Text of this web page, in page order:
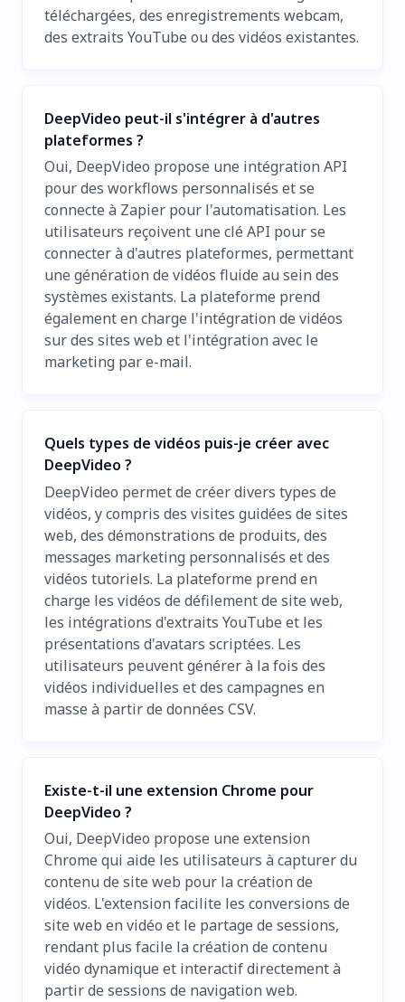
téléchargées, des enregistrements webcam,
des extraits YouTube ou des vidéos existantes.
DeepVideo peut-il s'intégrer à d'autres
plateformes ?
Oui, DeepVideo propose une intégration API
pour des workflows personnalisés et se
connecte à Zapier pour l'automatisation. Les
utilisateurs reçoivent une clé API pour se
connecter à d'autres plateformes, permettant
une génération de vidéos fluide au sein des
systèmes existants. La plateforme prend
également en charge l'intégration de vidéos
sur des sites web et l'intégration avec le
marketing par e-mail.
Quels types de vidéos puis-je créer avec
DeepVideo ?
DeepVideo permet de créer divers types de
vidéos, y compris des visites guidées de sites
web, des démonstrations de produits, des
messages marketing personnalisés et des
vidéos tutoriels. La plateforme prend en
charge les vidéos de défilement de site web,
les intégrations d'extraits YouTube et les
présentations d'avatars scriptées. Les
utilisateurs peuvent générer à la fois des
vidéos individuelles et des campagnes en
masse à partir de données CSV.
Existe-t-il une extension Chrome pour
DeepVideo ?
Oui, DeepVideo propose une extension
Chrome qui aide les utilisateurs à capturer du
contenu de site web pour la création de
vidéos. L'extension facilite les conversions de
site web en vidéo et le partage de sessions,
rendant plus facile la création de contenu
vidéo dynamique et interactif directement à
partir de sessions de navigation web.